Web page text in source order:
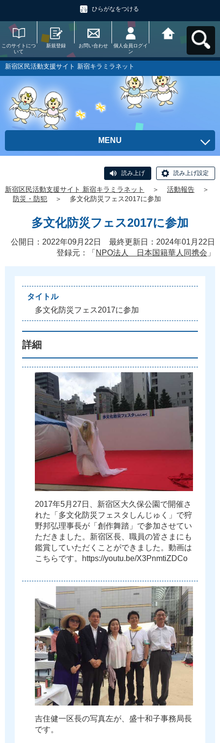
ひらがなをつける
このサイトにつ
いて
新規登録 お問い合わせ
個人会員ログイ
ン
ラミラネットへ
新宿区民活動支援サイト 新宿キラミラネット
MENU
読み上げ 読み上げ設定
新宿区民活動支援サイト 新宿キラミラネット ＞ 活動報告
＞
防災・防犯
＞ 多文化防災フェス2017に参加
多文化防災フェス2017に参加
公開日：2022年09月22日 最終更新日：2024年01月22日
登録元：「 NPO法人 日本国籍華人同携会 」
タイトル
多文化防災 フ ェ ス2017に参加
詳細
2017年5月 27 日 新宿区大久 保公園 で開催さ
れた 「 多文化防災 フ ェ ス タ し ん じ ゅ く 」 で狩
野邦弘理事長が 「 創作舞踏 」 で参加させてい
ただき ま した 。 新宿区長 職員の皆さ ま に も
鑑賞 していただ く こ と ができ ま した 。 動画は
こ ち らです。 https://youtu.be/X3PnmtiZDCo
吉住健一区長の写真左が 盛十和子事務局長
です。